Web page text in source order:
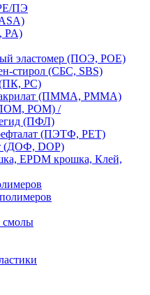
ПЭ
PA)
эластомер (ПОЭ, POE)
стирол (СБС, SBS)
PC)
(ПММА, PMMA)
POM) /
(ПФЛ)
(ПЭТФ, PET)
(ДОФ, DOP)
EPDM крошка, Клей,
смолы